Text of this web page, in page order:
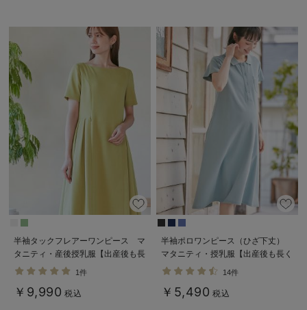
半袖タックフレアーワンピース マ
タニティ・産後授乳服【出産後も長
く使える】
1件
￥9,990 税込
半袖ポロワンピース（ひざ下丈）
マタニティ・授乳服【出産後も長く
使える】
14件
￥5,490 税込